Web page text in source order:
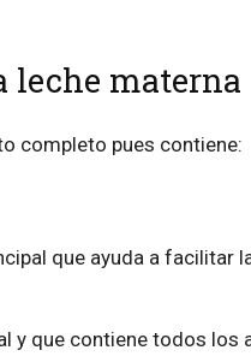
leche materna
completo pues contiene:
que ayuda a facilitar
y que contiene todos los